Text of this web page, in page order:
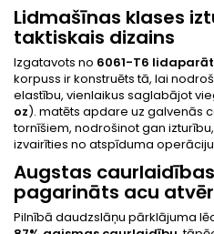
Lidmašīnas klases
taktiskais dizains
Izgatavots no 6061-T6
korpuss ir konstruēts tā, lai
elastību, vienlaikus saglabājot
oz). matēts apdare uz galvenās
tornīšiem, nodrošinot gan
izvairīties no atspīduma
Augstas
pagarināts acu
Pilnībā daudzslāņu pārklājuma